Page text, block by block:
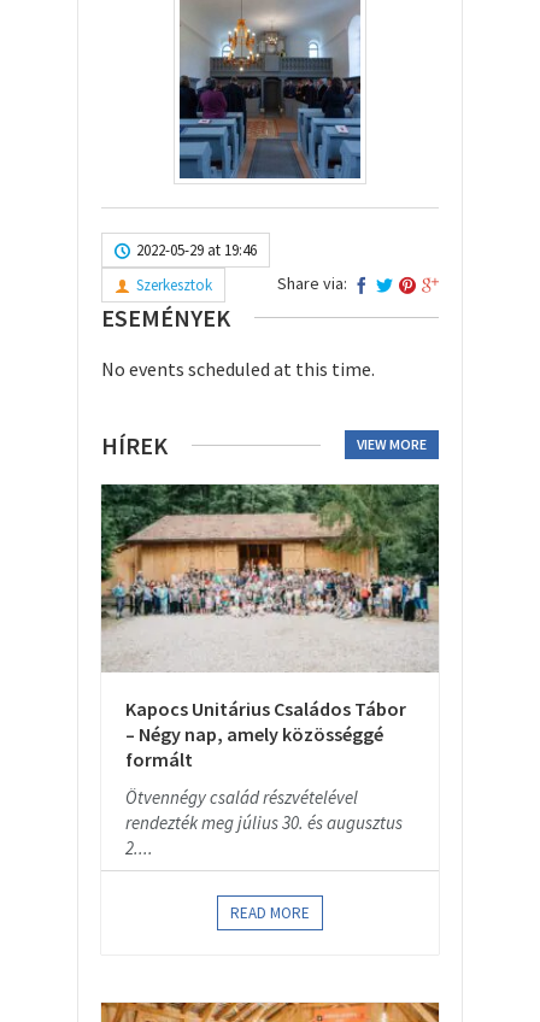
2022-05-29 at 19:46
Szerkesztok
Share via:
ESEMÉNYEK
No events scheduled at this time.
HÍREK VIEW MORE
Kapocs Unitárius Családos Tábor
– Négy nap, amely közösséggé
formált
Ötvennégy család részvételével
rendezték meg július 30. és augusztus
2....
READ MORE